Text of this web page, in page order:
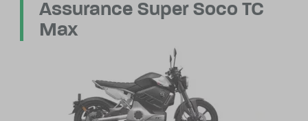
Assurance Super Soco TC
Max